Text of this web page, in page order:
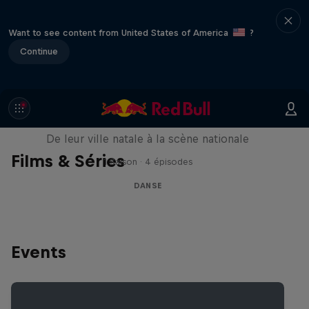
Want to see content from United States of America
?
Continue
Films & Séries
Beyond the Dance
De leur ville natale à la scène nationale
1 Saison · 4 épisodes
DANSE
Events